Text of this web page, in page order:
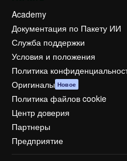
Academy
Документация по Пакету ИИ
Служба поддержки
Условия и положения
Политика
Оригиналы Новое
Политика файлов cookie
Центр доверия
Партнеры
Предприятие